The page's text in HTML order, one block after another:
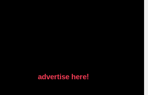
advertise here!